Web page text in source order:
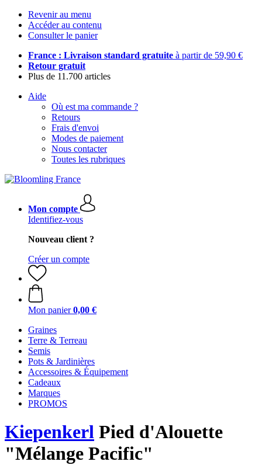
Revenir au menu
Accéder au contenu
Consulter le panier
France : Livraison standard gratuite à partir de 59,90 €
Retour gratuit
Plus de 11.700 articles
Aide
Où est ma commande ?
Retours
Frais d'envoi
Modes de paiement
Nous contacter
Toutes les rubriques
Mon compte
Identifiez-vous
Nouveau client ?
Créer un compte
Mon panier 0,00 €
Graines
Terre & Terreau
Semis
Pots & Jardinières
Accessoires & Équipement
Cadeaux
Marques
PROMOS
Kiepenkerl Pied d'Alouette
"Mélange Pacific"